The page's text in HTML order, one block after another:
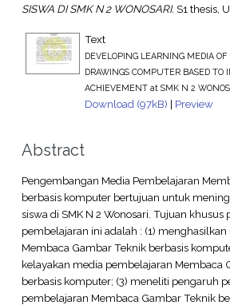
SISWA DI SMK N 2 WONOSARI. S1 thesis,
Text
DEVELOPING LEARNING MEDIA
DRAWINGS COMPUTER BASED TO
ACHIEVEMENT at SMK N 2
Download (97kB) | Preview
Abstract
Pengembangan Media Pembelajaran
berbasis komputer bertujuan untuk
siswa di SMK N 2 Wonosari. Tujuan
pembelajaran ini adalah : (1)
Membaca Gambar Teknik berbasis
kelayakan media pembelajaran Membaca
berbasis komputer; (3) meneliti pengaruh
pembelajaran Membaca Gambar Teknik